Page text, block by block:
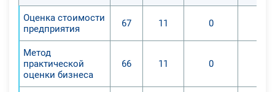
Оценка стоимости
предприятия
67 11 0
Метод
практической
оценки бизнеса
66 11 0